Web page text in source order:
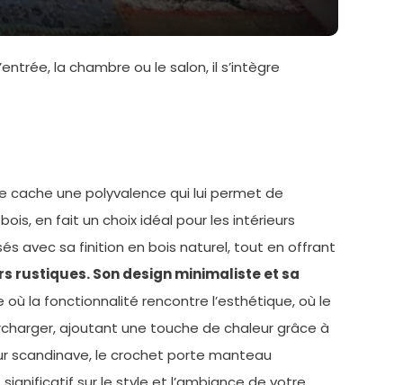
la chambre ou le salon, il s’intègre
une polyvalence qui lui permet de
en fait un choix idéal pour les intérieurs
avec sa finition en bois naturel, tout en offrant
rustiques. Son design minimaliste et sa
où la fonctionnalité rencontre l’esthétique, où le
ajoutant une touche de chaleur grâce à
scandinave, le crochet porte manteau